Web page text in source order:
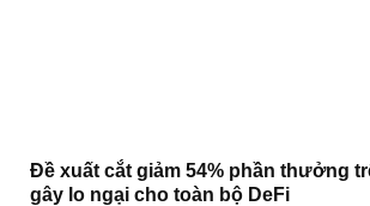
Đề xuất cắt giảm 54% phần thưởng
gây lo ngại cho toàn bộ DeFi